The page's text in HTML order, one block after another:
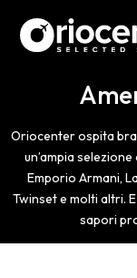
Oriocenter ospita
un’ampia
Emporio Armani,
Twinset e molti altri.
sapori